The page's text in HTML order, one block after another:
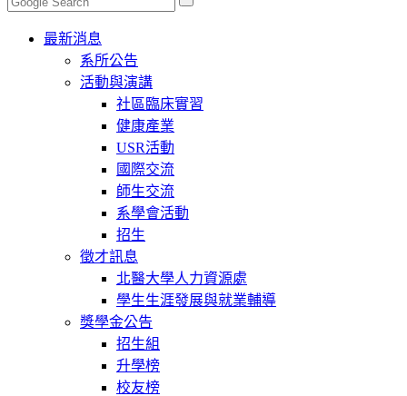
Toggle
navigation
最新消息
系所公告
活動與演講
社區臨床實習
健康產業
USR活動
國際交流
師生交流
系學會活動
招生
徵才訊息
北醫大學人力資源處
學生生涯發展與就業輔導
獎學金公告
招生組
升學榜
校友榜